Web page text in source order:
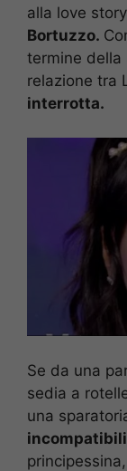
alla love
Bortuzzo.
termine della
relazione tra
interrotta.
Se da una
sedia a
una